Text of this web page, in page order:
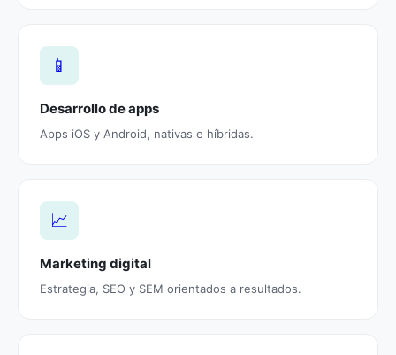
📱
Desarrollo de apps
Apps iOS y Android, nativas e híbridas.
📈
Marketing digital
Estrategia, SEO y SEM orientados a resultados.